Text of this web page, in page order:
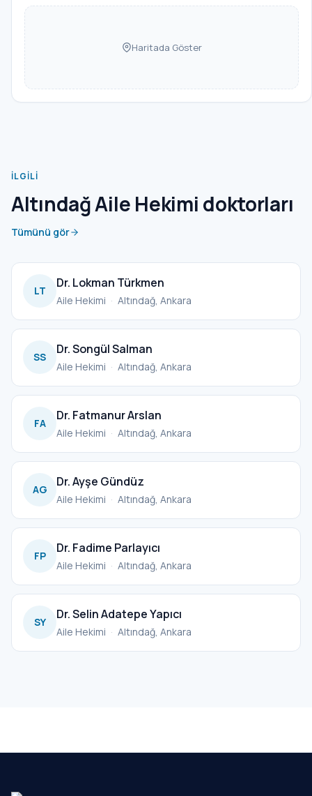
Haritada Göster
İLGILI
Altındağ Aile Hekimi doktorları
Tümünü gör
LT
Dr. Lokman Türkmen
Aile Hekimi · Altındağ, Ankara
SS
Dr. Songül Salman
Aile Hekimi · Altındağ, Ankara
FA
Dr. Fatmanur Arslan
Aile Hekimi · Altındağ, Ankara
AG
Dr. Ayşe Gündüz
Aile Hekimi · Altındağ, Ankara
FP
Dr. Fadime Parlayıcı
Aile Hekimi · Altındağ, Ankara
SY
Dr. Selin Adatepe Yapıcı
Aile Hekimi · Altındağ, Ankara